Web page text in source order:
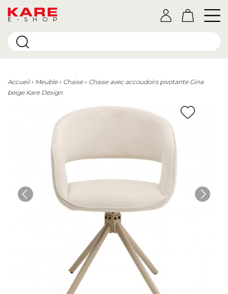
E-SHOP
Accueil Meuble Chaise
Chaise avec accoudoirs pivotante Gina
beige Kare Design